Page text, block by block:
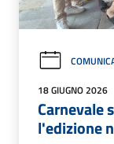
18 GIUGNO 2026
Carnevale
l'edizione